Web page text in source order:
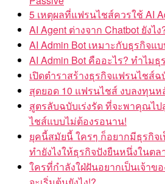
5 เหตุผลที่แฟรนไชส์ควรใช้ AI
AI Agent ต่างจาก Chatbot ยังไง
AI Admin Bot เหมาะกับธุรกิจแ
AI Admin Bot คืออะไร? ทำไม
เปิดตำราสร้างธุรกิจแฟรนไชส์
สุดยอด 10 แฟรนไชส์ งบลงทุน
สูตรลับฉบับเร่งรัด ที่จะพาคุณไ
ไชส์แบบไม่ต้องรอนาน!
ยุคนี้สมัยนี้ ใครๆ ก็อยากมีธุรกิจเ
ทำยังไงให้ธุรกิจปังยืนหนึ่งในตล
ใครที่กำลังใฝ่ฝันอยากเป็นเจ้าข